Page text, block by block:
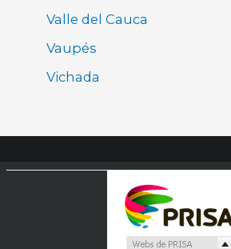
Valle del Cauca
Vaupés
Vichada